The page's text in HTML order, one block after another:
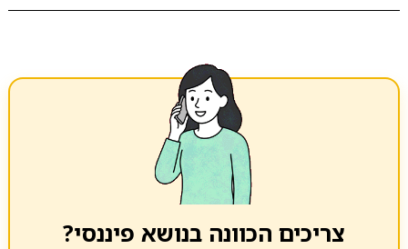
צריכים הכוונה בנושא פיננסי?